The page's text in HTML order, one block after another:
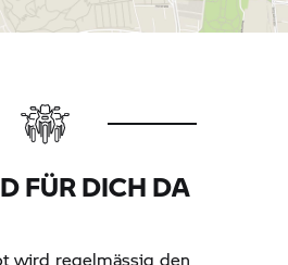
FÜR DICH DA
wird regelmässig den